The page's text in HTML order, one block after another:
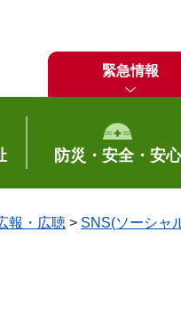
緊急情報
防災・安全・安心
報・広聴 > SNS(ソーシャ